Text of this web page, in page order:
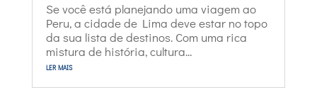
Se você está planejando uma viagem ao
Peru, a cidade de Lima deve estar no topo
da sua lista de destinos. Com uma rica
mistura de história, cultura...
ler mais